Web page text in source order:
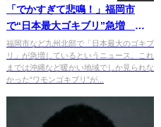
「でかすぎて悲鳴！」福岡市
で“日本最大ゴキブリ”急増 専
門家も警鐘「完全に定着した」
福岡市など九州北部で「日本最大のゴキブ
リ」が急増しているというニュース。これ
までは沖縄など暖かい地域でしか見られな
かった“ワモンゴキブリ”が...